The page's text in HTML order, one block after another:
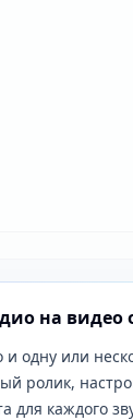
на видео
и одну или
ролик,
для каждого